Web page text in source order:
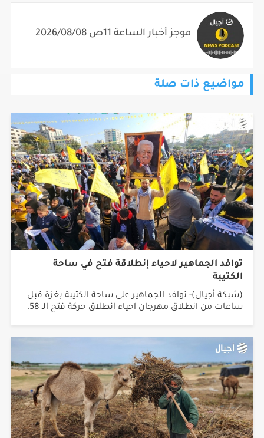
موجز أخبار الساعة 11ص 2026/08/08
مواضيع ذات صلة
توافد الجماهير لاحياء إنطلاقة فتح في ساحة
الكتيبة
(شبكة أجيال)- توافد الجماهير على ساحة الكتيبة بغزة قبل
ساعات من انطلاق مهرجان احياء انطلاق حركة فتح الـ 58.